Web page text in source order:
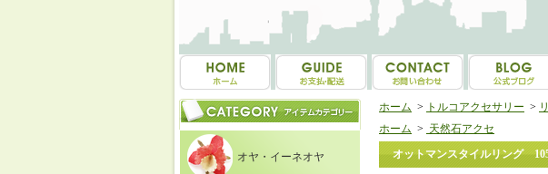
オヤ・イーネオヤ
ホーム > トルコアクセサリー >
ホーム > 天然石アクセ
オットマンスタイルリング